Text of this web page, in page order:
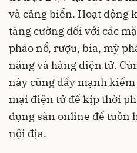
và cảng biển. Hoạt động
tăng cường đối với các
pháo nổ, rượu, bia, mỹ
năng và hàng điện tử.
này cũng đẩy mạnh
mại điện tử để kịp thời
dụng sàn online để tuồn
nội địa.